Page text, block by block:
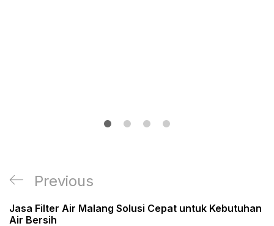
Post
Previous
Post
Previous
Jasa Filter Air Malang Solusi Cepat untuk Kebutuhan
Air Bersih